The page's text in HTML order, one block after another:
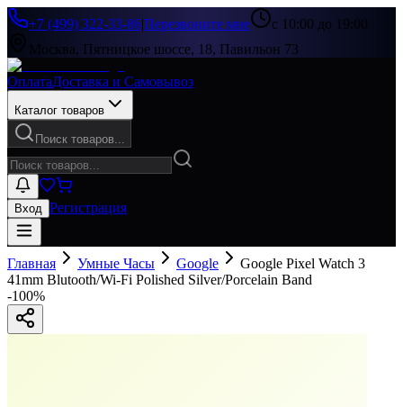
+7 (499) 322-33-86|Перезвоните мне
с 10:00 до 19:00
Москва, Пятницкое шоссе, 18, Павильон 73
ОплатаДоставка и Самовывоз
Каталог товаров
Поиск товаров...
Вход Регистрация
Главная Умные Часы Google
Google Pixel Watch 3
41mm Blutooth/Wi-Fi Polished Silver/Porcelain Band
-100%